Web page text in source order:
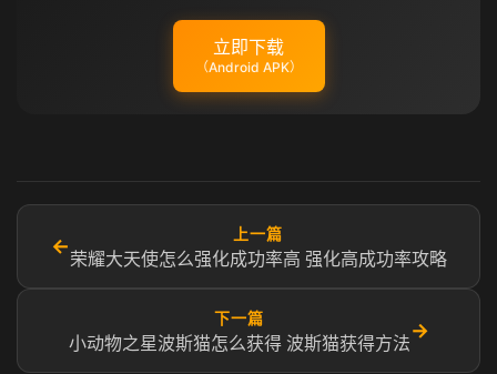
立即下载
（Android APK）
←
上一篇
荣耀大天使怎么强化成功率高 强化高成功率攻略
下一篇
小动物之星波斯猫怎么获得 波斯猫获得方法
→